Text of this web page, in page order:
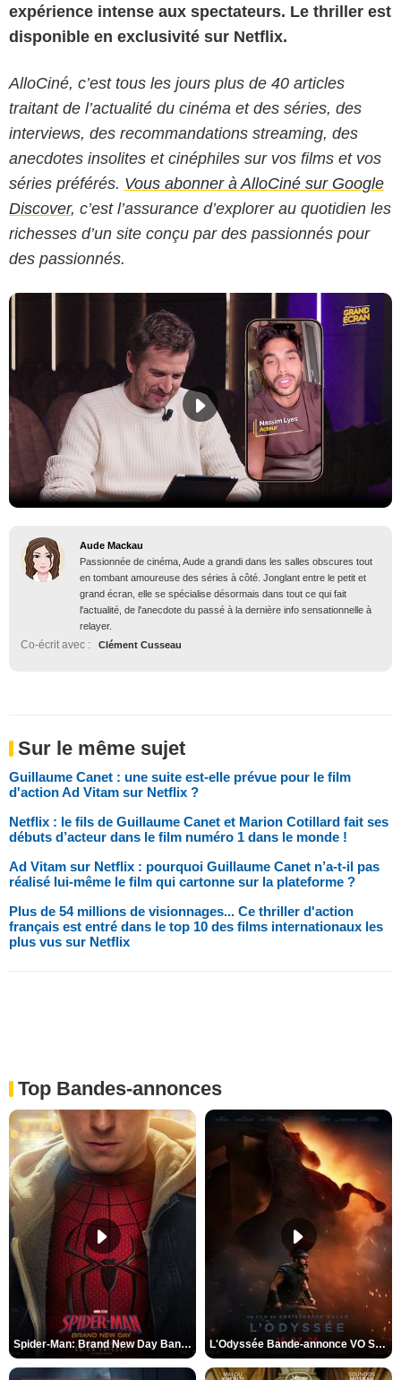
expérience intense aux spectateurs. Le thriller est
disponible en exclusivité sur Netflix.
AlloCiné, c’est tous les jours plus de 40 articles
traitant de l’actualité du cinéma et des séries, des
interviews, des recommandations streaming, des
anecdotes insolites et cinéphiles sur vos films et vos
séries préférés. Vous abonner à AlloCiné sur Google
Discover, c’est l’assurance d’explorer au quotidien les
richesses d’un site conçu par des passionnés pour
des passionnés.
Aude Mackau
Passionnée de cinéma, Aude a grandi dans les salles obscures tout
en tombant amoureuse des séries à côté. Jonglant entre le petit et
grand écran, elle se spécialise désormais dans tout ce qui fait
l'actualité, de l'anecdote du passé à la dernière info sensationnelle à
relayer.
Co-écrit avec : Clément Cusseau
Sur le même sujet
Guillaume Canet : une suite est-elle prévue pour le film
d'action Ad Vitam sur Netflix ?
Netflix : le fils de Guillaume Canet et Marion Cotillard fait ses
débuts d’acteur dans le film numéro 1 dans le monde !
Ad Vitam sur Netflix : pourquoi Guillaume Canet n’a-t-il pas
réalisé lui-même le film qui cartonne sur la plateforme ?
Plus de 54 millions de visionnages... Ce thriller d'action
français est entré dans le top 10 des films internationaux les
plus vus sur Netflix
Top Bandes-annonces
Spider-Man: Brand New Day Bande-annonce VO STFR L'Odyssée Bande-annonce VO STFR